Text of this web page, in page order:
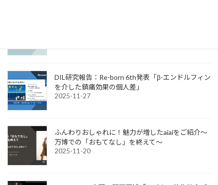
DIL研究報告：Re-born 6th発表「β-エンドルフィン
を介した鎮痛効果の個人差」
2025-11-27
ふんわりおしゃれに！魅力が増したaiaiをご紹介～
万博での「おもてなし」を終えて～
2025-11-20